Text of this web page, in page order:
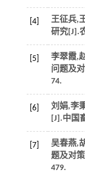
[4]
王征兵,
研究[J].
[5]
李翠霞,
问题及
74.
[6]
刘娟,李
[J].中国
[7]
吴春燕,
题及对
479.